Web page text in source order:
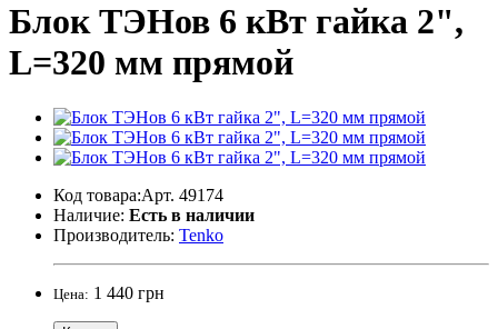
Блок ТЭНов 6 кВт гайка 2",
L=320 мм прямой
Код товара:Арт. 49174
Наличие: Есть в наличии
Производитель: Tenko
Цена: 1 440 грн